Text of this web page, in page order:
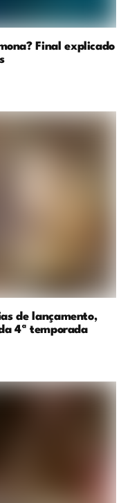
Final explicado
de lançamento,
4ª temporada